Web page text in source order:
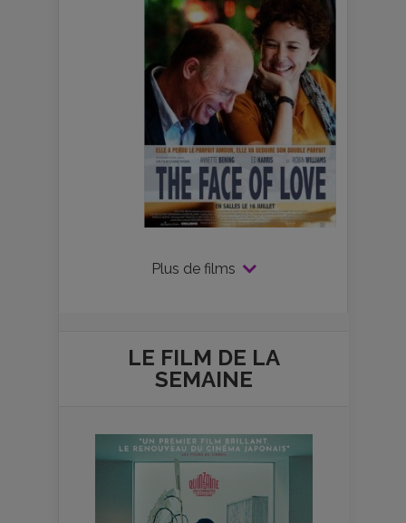
Plus de films
LE FILM DE LA
SEMAINE